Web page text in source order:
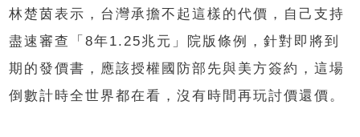
林楚茵表示，台灣承擔不起這樣的代價，自己支持
盡速審查「8年1.25兆元」院版條例，針對即將到
期的發價書，應該授權國防部先與美方簽約，這場
倒數計時全世界都在看，沒有時間再玩討價還價。